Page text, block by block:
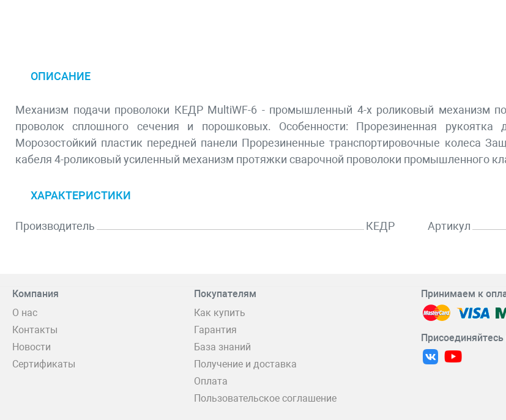
ОПИСАНИЕ
Механизм подачи проволоки КЕДР MultiWF-6 - промышленный 4-х роликовый механизм
проволок сплошного сечения и порошковых. Особенности: Прорезиненная
Морозостойкий пластик передней панели Прорезиненные транспортировочные колеса
кабеля 4-роликовый усиленный механизм протяжки сварочной проволоки промышленного
ХАРАКТЕРИСТИКИ
Производитель КЕДР Артикул
Компания
О нас
Контакты
Новости
Сертификаты
Покупателям
Как купить
Гарантия
База знаний
Получение и доставка
Оплата
Пользовательское соглашение
Принимаем к